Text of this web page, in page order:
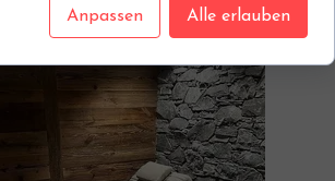
Anpassen Alle erlauben